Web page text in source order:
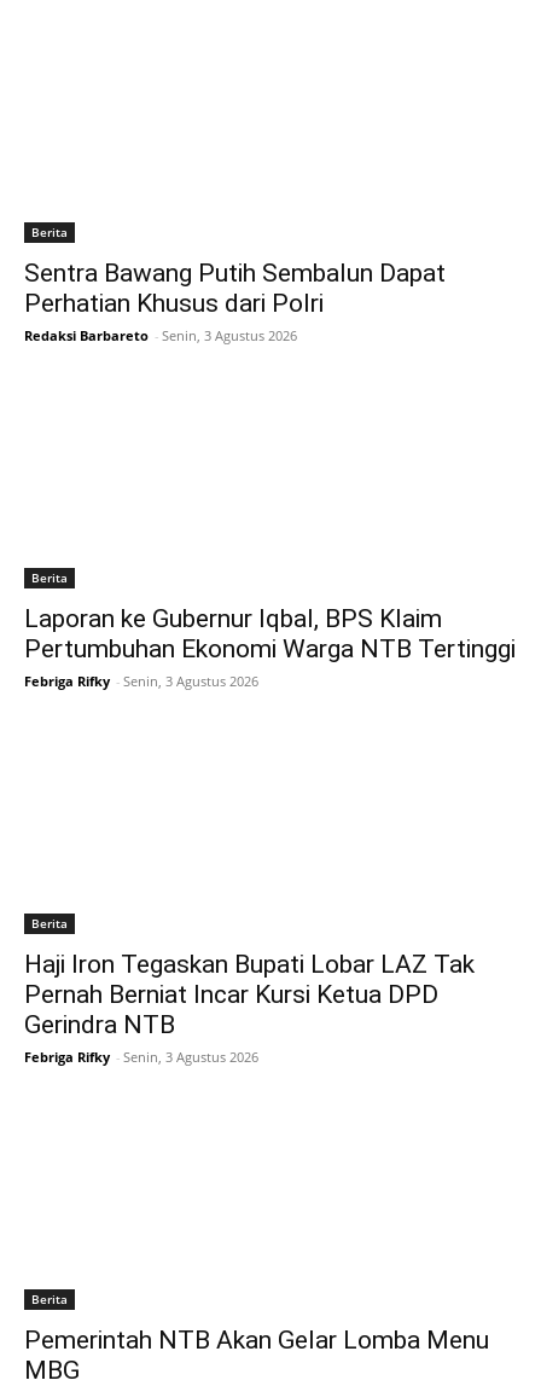
Berita
Sentra Bawang Putih Sembalun Dapat
Perhatian Khusus dari Polri
Redaksi Barbareto - Senin, 3 Agustus 2026
Berita
Laporan ke Gubernur Iqbal, BPS Klaim
Pertumbuhan Ekonomi Warga NTB Tertinggi
Febriga Rifky - Senin, 3 Agustus 2026
Berita
Haji Iron Tegaskan Bupati Lobar LAZ Tak
Pernah Berniat Incar Kursi Ketua DPD
Gerindra NTB
Febriga Rifky - Senin, 3 Agustus 2026
Berita
Pemerintah NTB Akan Gelar Lomba Menu
MBG